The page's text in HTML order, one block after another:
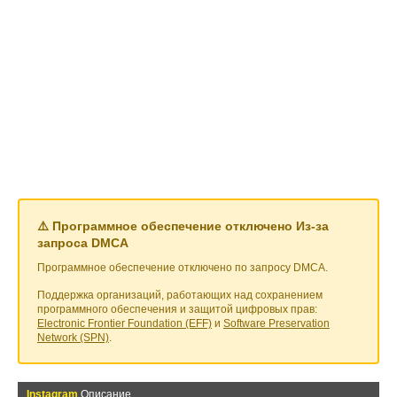
⚠️ Программное обеспечение отключено Из-за
запроса DMCA
Программное обеспечение отключено по запросу DMCA.
Поддержка организаций, работающих над сохранением
программного обеспечения и защитой цифровых прав:
Electronic Frontier Foundation (EFF) и Software Preservation
Network (SPN).
Instagram Описание